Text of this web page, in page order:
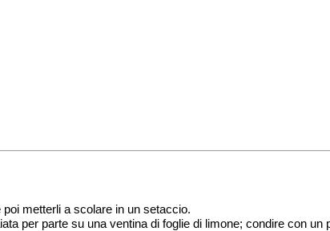
metterli a scolare in un setaccio.
per parte su una ventina di foglie di limone; condire con